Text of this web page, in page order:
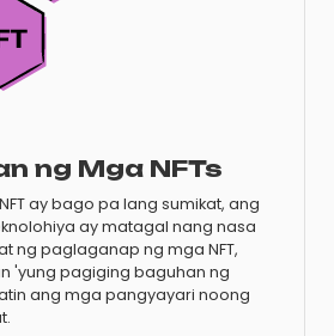
ng Mga NFTs
ay bago pa lang sumikat, ang
ay matagal nang nasa
ng paglaganap ng mga NFT,
'yung pagiging baguhan ng
ang mga pangyayari noong